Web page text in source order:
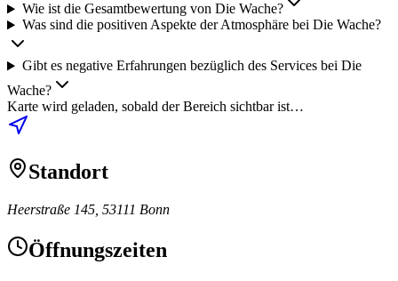
Wie ist die Gesamtbewertung von Die Wache?
Was sind die positiven Aspekte der Atmosphäre bei Die Wache?
Gibt es negative Erfahrungen bezüglich des Services bei Die
Wache?
Karte wird geladen, sobald der Bereich sichtbar ist…
Standort
Heerstraße 145, 53111 Bonn
Öffnungszeiten